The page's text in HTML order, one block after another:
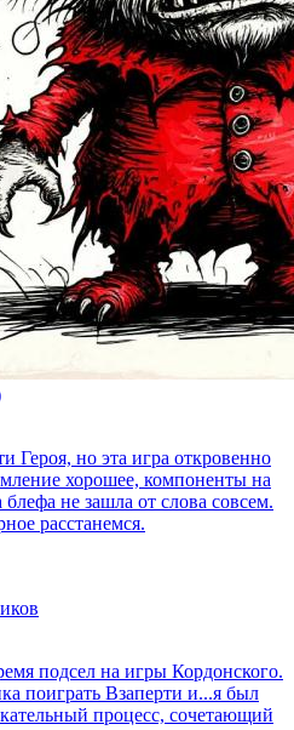
но эта игра откровенно
хорошее, компоненты на
не зашла от слова совсем.
расстанемся.
подсел на игры Кордонского.
поиграть Взаперти и...я был
процесс, сочетающий